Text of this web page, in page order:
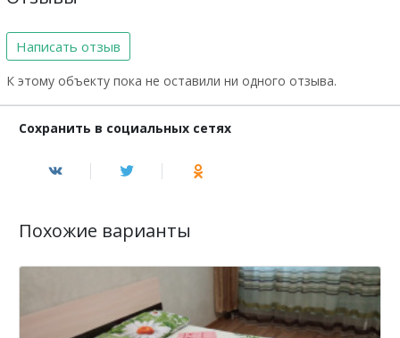
Написать отзыв
К этому объекту пока не оставили ни одного отзыва.
Сохранить в социальных сетях
Похожие варианты